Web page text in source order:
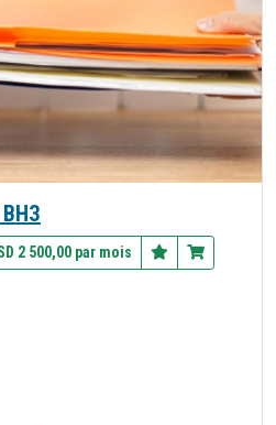
Dollar des États-Unis USD 2 500,00 par mois